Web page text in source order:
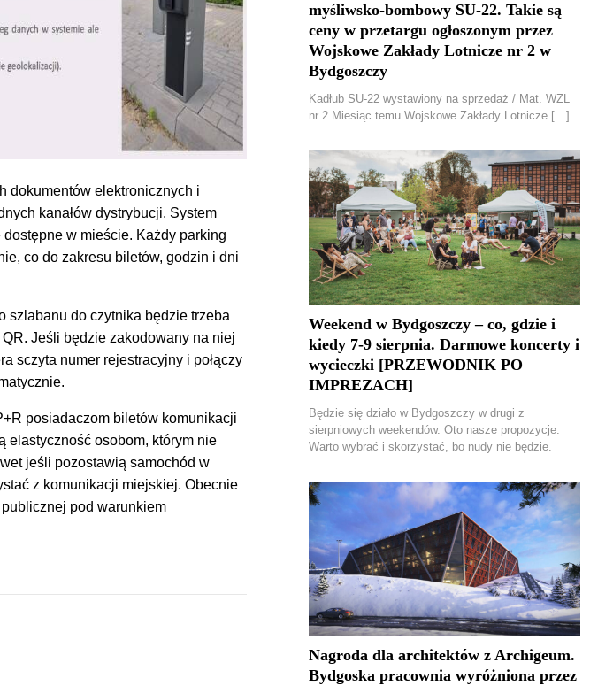
dokumentów elektronicznych i
kanałów dystrybucji. System
w mieście. Każdy parking
co do zakresu biletów, godzin i dni
szlabanu do czytnika będzie trzeba
Jeśli będzie zakodowany na niej
sczyta numer rejestracyjny i połączy
posiadaczom biletów komunikacji
elastyczność osobom, którym nie
jeśli pozostawią samochód w
z komunikacji miejskiej. Obecnie
pod warunkiem
myśliwsko-bombowy SU-22. Takie są
ceny w przetargu ogłoszonym przez
Wojskowe Zakłady Lotnicze nr 2 w
Bydgoszczy
Kadłub SU-22 wystawiony na sprzedaż / Mat. WZL
nr 2 Miesiąc temu Wojskowe Zakłady Lotnicze […]
Weekend w Bydgoszczy – co, gdzie i
kiedy 7-9 sierpnia. Darmowe koncerty i
wycieczki [PRZEWODNIK PO
IMPREZACH]
Będzie się działo w Bydgoszczy w drugi z
sierpniowych weekendów. Oto nasze propozycje.
Warto wybrać i skorzystać, bo nudy nie będzie.
Nagroda dla architektów z Archigeum.
Bydgoska pracownia wyróżniona przez